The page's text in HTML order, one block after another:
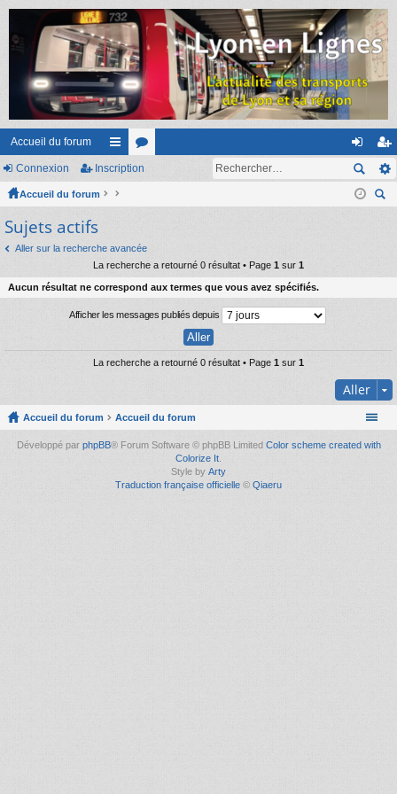
Accueil du forum
ac
co
ci
s
or
s
on
ne
ns
cri
Connexion Inscription
Accueil du forum
Sujets actifs
Aller sur la recherche avancée
La recherche a retourné 0 résultat • Page 1 sur 1
Aucun résultat ne correspond aux termes que vous avez spécifiés.
Afficher les messages publiés depuis
La recherche a retourné 0 résultat • Page 1 sur 1
Aller
Accueil du forum Accueil du forum
Développé par phpBB® Forum Software © phpBB Limited Color scheme created with
Colorize It
Style by Arty
Traduction française officielle © Qiaeru